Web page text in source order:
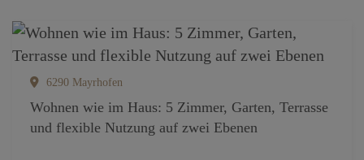
Wohnen wie im Haus: 5 Zimmer, Garten, Terrasse
und flexible Nutzung auf zwei Ebenen
6290 Mayrhofen